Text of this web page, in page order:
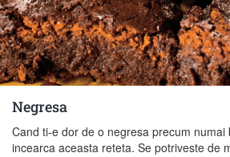
Negresa
Cand ti-e dor de o negresa precum numai
incearca aceasta reteta. Se potriveste de